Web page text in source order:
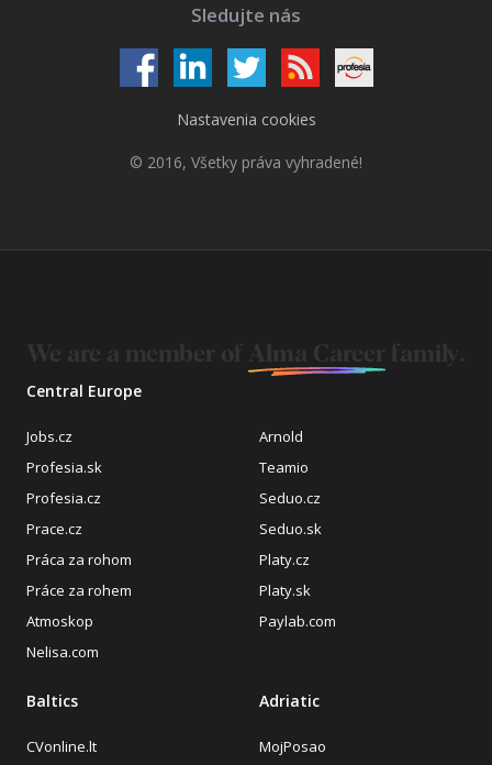
Sledujte nás
Nastavenia cookies
© 2016, Všetky práva vyhradené!
Central Europe
Jobs.cz
Profesia.sk
Profesia.cz
Prace.cz
Práca za rohom
Práce za rohem
Atmoskop
Nelisa.com
Arnold
Teamio
Seduo.cz
Seduo.sk
Platy.cz
Platy.sk
Paylab.com
Baltics
CVonline.lt
Adriatic
MojPosao